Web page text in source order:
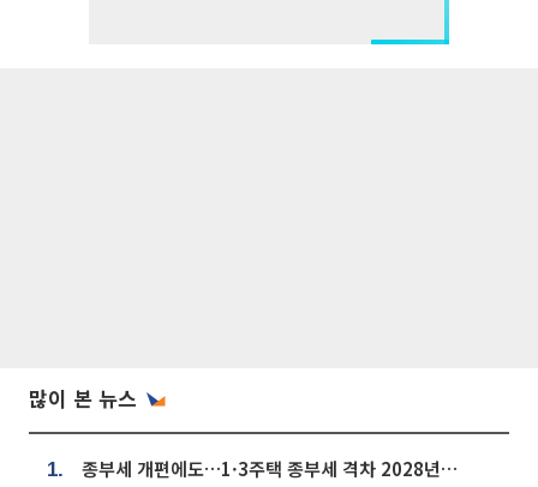
많이 본 뉴스
1. 종부세 개편에도…1·3주택 종부세 격차 2028년부터 확대